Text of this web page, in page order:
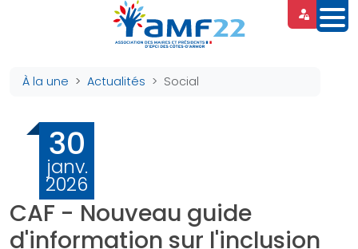
À la une Actualités Social
30
janv.
2026
CAF - Nouveau guide
d'information sur l'inclusion
Panneau de gestion des cookies